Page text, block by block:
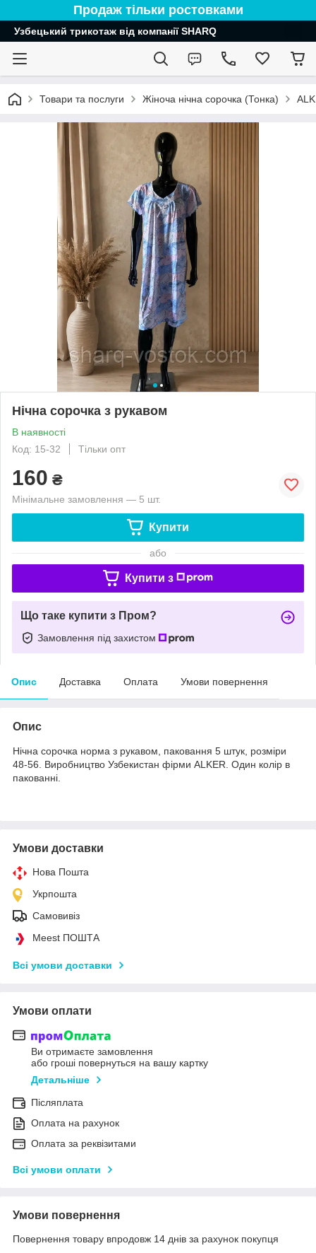
Продаж тільки ростовками
Узбецький трикотаж від компанії SHARQ
Товари та послуги Жіноча нічна сорочка (Тонка)
Нічна сорочка з рукавом
В наявності
Код: 15-32
Тільки опт
160 ₴
Мінімальне замовлення — 5 шт.
Купити
або
Купити з
Що таке купити з Пром?
Замовлення під захистом
Опис Доставка Оплата Умови повернення
Опис
Нічна сорочка норма з рукавом, паковання 5 штук, розміри
48-56. Виробництво Узбекистан фірми ALKER. Один колір в
пакованні.
Умови доставки
Нова Пошта
Укрпошта
Самовивіз
Meest ПОШТА
Всі умови доставки
Умови оплати
Ви отримаєте замовлення
або гроші повернуться на вашу картку
Детальніше
Післяплата
Оплата на рахунок
Оплата за реквізитами
Всі умови оплати
Умови повернення
Повернення товару впродовж 14 днів за рахунок покупця